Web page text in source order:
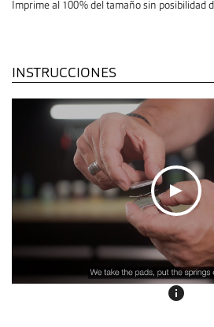
Imprime al 100% del tamaño sin posibilidad
INSTRUCCIONES
info